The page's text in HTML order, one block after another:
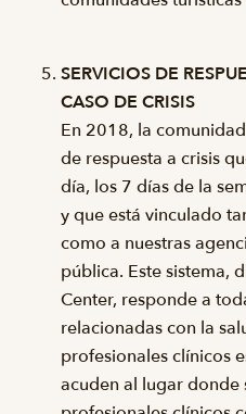
SERVICIOS DE
CASO DE CRISIS
En 2018, la
de respuesta a crisis
día, los 7 días de la
y que está vinculado
como a nuestras
pública. Este sistema,
Center, responde a
relacionadas con la
profesionales clínicos
acuden al lugar donde